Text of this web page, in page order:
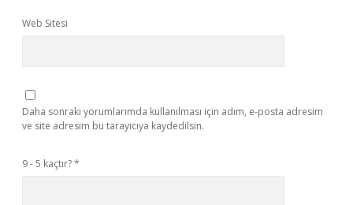
Web Sitesi
Daha sonraki yorumlarımda kullanılması için adım, e-posta adresim
ve site adresim bu tarayıcıya kaydedilsin.
9 - 5 kaçtır?*